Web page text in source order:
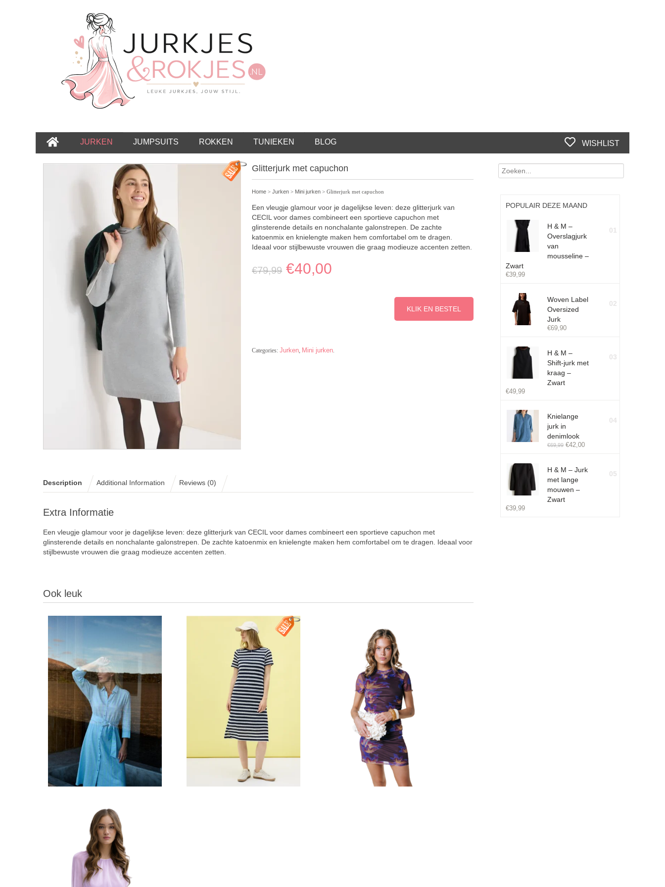
JURKEN JUMPSUITS ROKKEN TUNIEKEN BLOG WISHLIST
Glitterjurk met capuchon
Home >Jurken > Mini jurken > Glitterjurk met capuchon
Een vleugje glamour voor je dagelijkse leven: deze glitterjurk van
CECIL voor dames combineert een sportieve capuchon met
glinsterende details en nonchalante galonstrepen. De zachte
katoenmix en knielengte maken hem comfortabel om te dragen.
Ideaal voor stijlbewuste vrouwen die graag modieuze accenten zetten.
€79,99 €40,00
KLIK EN BESTEL
Categories:Jurken Mini jurken
Description Additional Information Reviews (0)
Extra Informatie
Een vleugje glamour voor je dagelijkse leven: deze glitterjurk van CECIL voor dames combineert een sportieve capuchon met
glinsterende details en nonchalante galonstrepen. De zachte katoenmix en knielengte maken hem comfortabel om te dragen. Ideaal voor
stijlbewuste vrouwen die graag modieuze accenten zetten.
Ook leuk
POPULAIR DEZE MAAND
H & M –
Overslagjurk
van
mousseline –
Zwart
€39,99
01
Woven Label
Oversized
Jurk
€69,90
02
H & M –
Shift-jurk met
kraag –
Zwart
€49,99
03
Knielange
jurk in
denimlook
€69,99 €42,00
04
H & M – Jurk
met lange
mouwen –
Zwart
€39,99
05